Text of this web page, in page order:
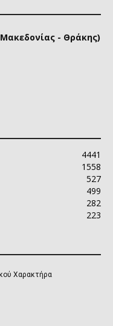
- Θράκης)
4441
1558
527
499
282
223
Χαρακτήρα